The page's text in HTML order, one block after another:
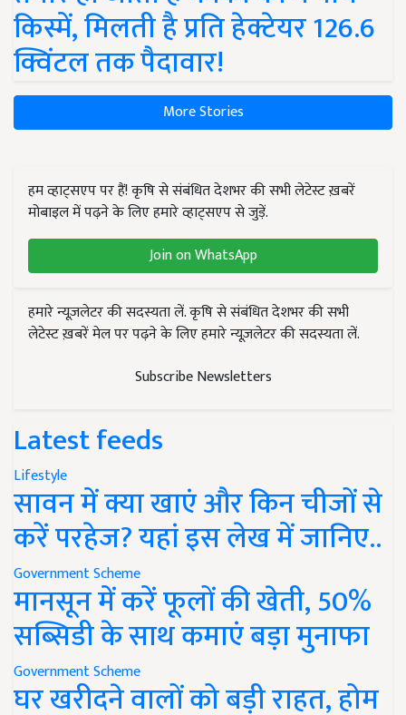
किस्में, मिलती है प्रति हेक्टेयर 126.6
क्विंटल तक पैदावार!
More Stories
हम व्हाट्सएप पर हैं! कृषि से संबंधित देशभर की सभी लेटेस्ट ख़बरें
मोबाइल में पढ़ने के लिए हमारे व्हाट्सएप से जुड़ें.
Join on WhatsApp
हमारे न्यूज़लेटर की सदस्यता लें. कृषि से संबंधित देशभर की सभी
लेटेस्ट ख़बरें मेल पर पढ़ने के लिए हमारे न्यूज़लेटर की सदस्यता लें.
Subscribe Newsletters
Latest feeds
Lifestyle
सावन में क्या खाएं और किन चीजों से
करें परहेज? यहां इस लेख में जानिए..
Government Scheme
मानसून में करें फूलों की खेती, 50%
सब्सिडी के साथ कमाएं बड़ा मुनाफा
Government Scheme
घर खरीदने वालों को बड़ी राहत, होम